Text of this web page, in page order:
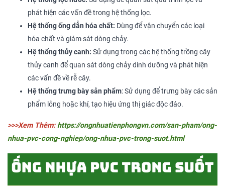
phát hiện các vấn đề trong hệ thống lọc.
Hệ thống ống dẫn hóa chất: Dùng để vận chuyển các loại
hóa chất và giám sát dòng chảy.
Hệ thống thủy canh: Sử dụng trong các hệ thống trồng cây
thủy canh để quan sát dòng chảy dinh dưỡng và phát hiện
các vấn đề về rễ cây.
Hệ thống trưng bày sản phẩm: Sử dụng để trưng bày các sản
phẩm lỏng hoặc khí, tạo hiệu ứng thị giác độc đáo.
>>>Xem Thêm: https://ongnhuatienphongvn.com/san-pham/ong-
nhua-pvc-cong-nghiep/ong-nhua-pvc-trong-suot.html